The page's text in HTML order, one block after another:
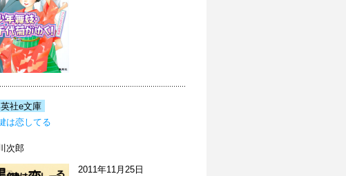
社e文庫
は恋してる
次郎
2011年11月25日